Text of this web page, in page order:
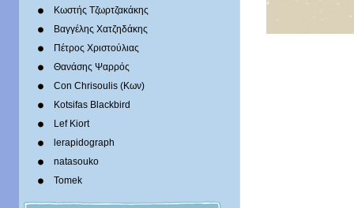
Κωστής Τζωρτζακάκης
Βαγγέλης Χατζηδάκης
Πέτρος Χριστούλιας
Θανάσης Ψαρρός
Con Chrisoulis (Κων)
Kotsifas Blackbird
Lef Kiort
lerapidograph
natasouko
Tomek